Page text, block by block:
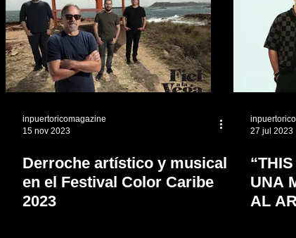
inpuertoricomagazine
15 nov 2023
Derroche artístico y musical
en el Festival Color Caribe
2023
27 jul 2023
UNA
AL